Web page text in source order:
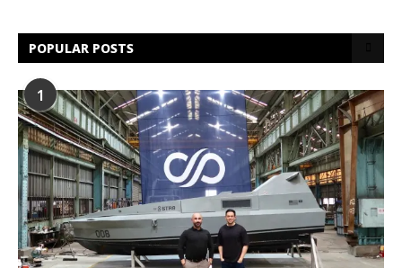
POPULAR POSTS
1